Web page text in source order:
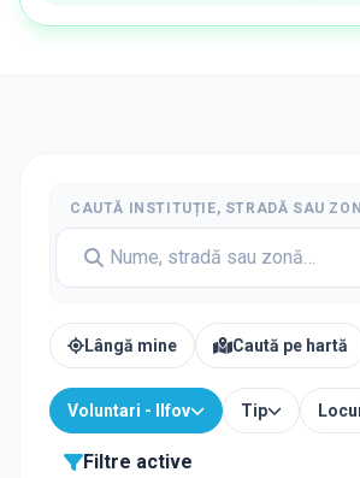
CAUTĂ INSTITUȚIE, STRADĂ SAU
Lângă mine Caută pe hartă
Voluntari - Ilfov Tip
Filtre active